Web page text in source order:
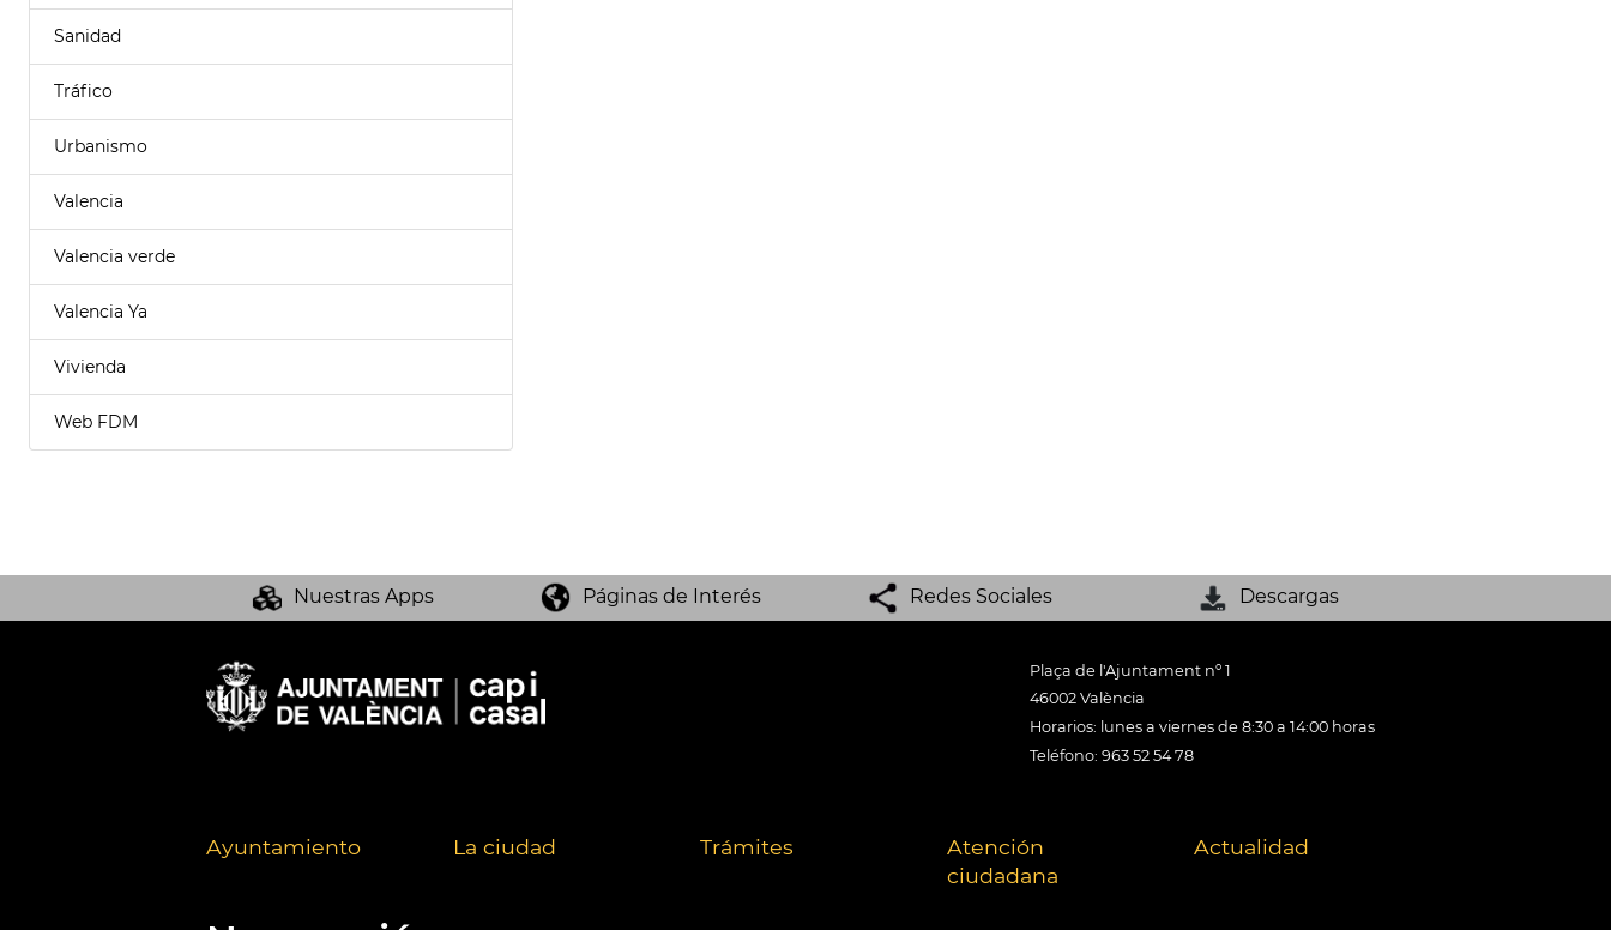
Sanidad
Tráfico
Urbanismo
Valencia
Valencia verde
Valencia Ya
Vivienda
Web FDM
Nuestras Apps Páginas de Interés Redes Sociales Descargas
Plaça de l'Ajuntament nº 1
46002 València
Horarios: lunes a viernes de 8:30 a 14:00 horas
Teléfono: 963 52 54 78
Ayuntamiento La ciudad Trámites
Atención
ciudadana
Actualidad